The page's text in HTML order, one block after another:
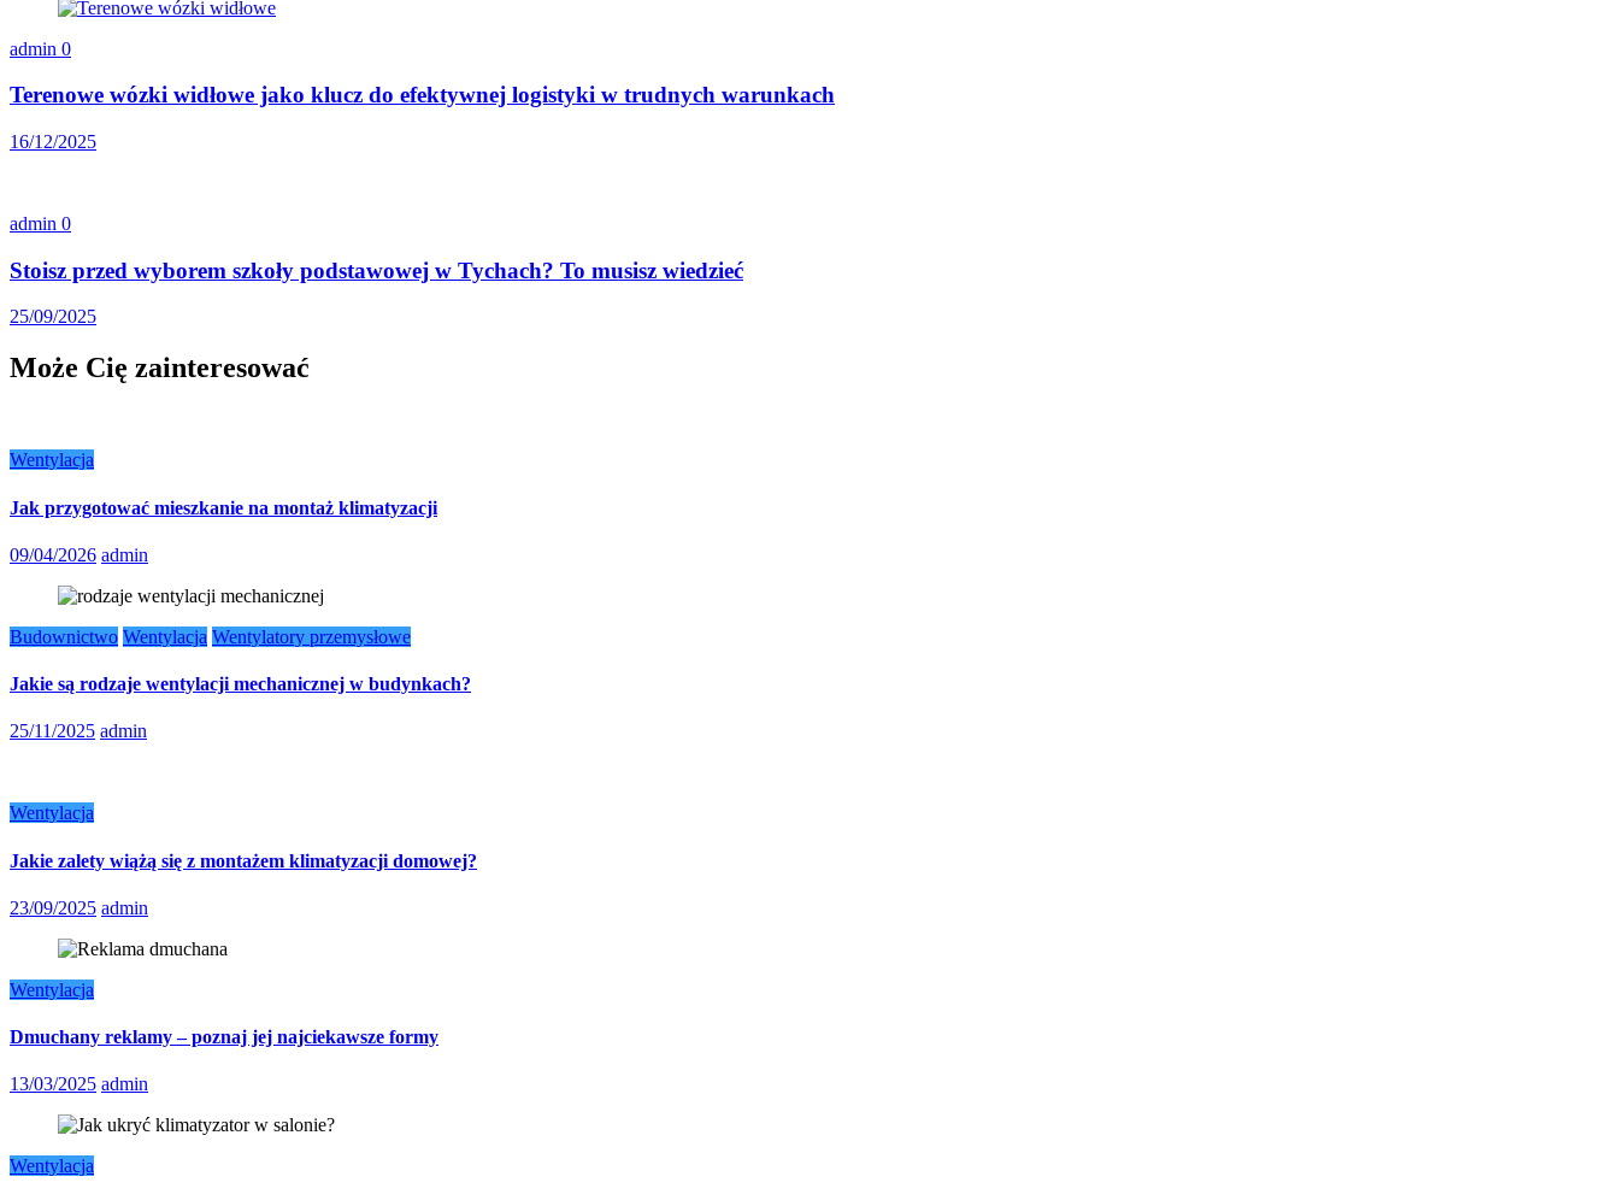
admin 0
Terenowe wózki widłowe jako klucz do efektywnej logistyki w trudnych warunkach
16/12/2025
admin 0
Stoisz przed wyborem szkoły podstawowej w Tychach? To musisz wiedzieć
25/09/2025
Może Cię zainteresować
Wentylacja
Jak przygotować mieszkanie na montaż klimatyzacji
09/04/2026 admin
Budownictwo Wentylacja Wentylatory przemysłowe
Jakie są rodzaje wentylacji mechanicznej w budynkach?
25/11/2025 admin
Wentylacja
Jakie zalety wiążą się z montażem klimatyzacji domowej?
23/09/2025 admin
Wentylacja
Dmuchany reklamy – poznaj jej najciekawsze formy
13/03/2025 admin
Wentylacja